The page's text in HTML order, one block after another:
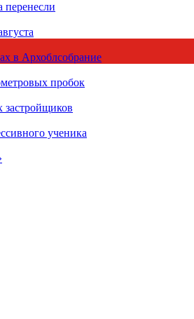
перенесли
в Архоблсобрание
пробок
ученика